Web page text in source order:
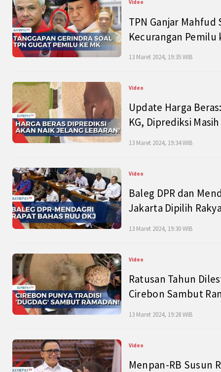
Video
TPN Ganjar Mahfud
Kecurangan Pemilu
13 Maret 2024, 19:35 WIB
Video
Update Harga
KG, Diprediksi
13 Maret 2024, 19:34 WIB
Video
Baleg DPR dan
Jakarta Dipilih
13 Maret 2024, 19:30 WIB
Video
Ratusan Tahun
Cirebon Sambut
13 Maret 2024, 19:28 WIB
Video
Menpan-RB Susun